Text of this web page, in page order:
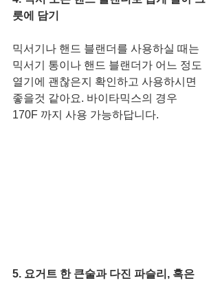
릇에 담기
믹서기나 핸드 블랜더를 사용하실 때는
믹서기 통이나 핸드 블랜더가 어느 정도
열기에 괜찮은지 확인하고 사용하시면
좋을것 같아요. 바이타믹스의 경우
170F 까지 사용 가능하답니다.
5. 요거트 한 큰술과 다진 파슬리, 혹은